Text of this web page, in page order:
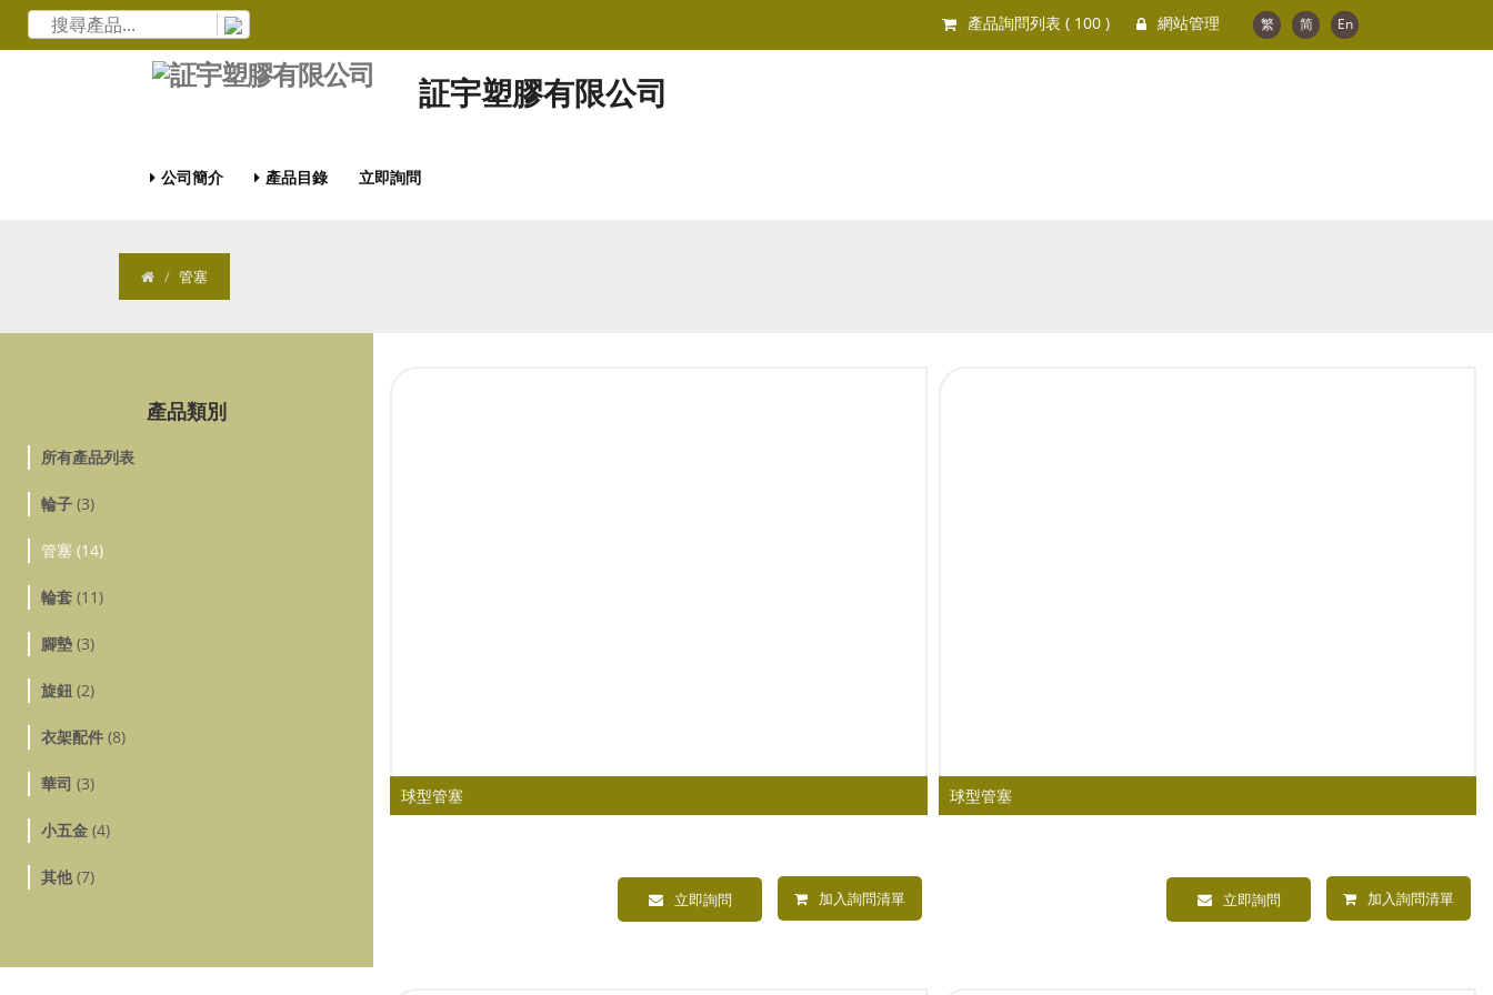
產品詢問列表( 100 ) 網站管理 繁 简 En
証宇塑膠有限公司
公司簡介 產品目錄 立即詢問
管塞
產品類別
所有產品列表
輪子 (3)
管塞 (14)
輪套 (11)
腳墊 (3)
旋鈕 (2)
衣架配件 (8)
華司 (3)
小五金 (4)
其他(7)
球型管塞
立即詢問 加入詢問清單
球型管塞
立即詢問 加入詢問清單